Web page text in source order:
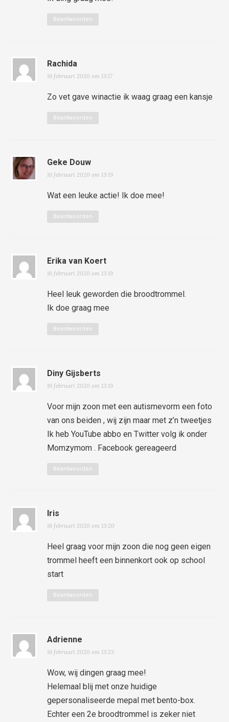
Beantwoorden
Rachida
16 februari 2020 om 13:17
Zo vet gave winactie ik waag graag een kansje
Beantwoorden
Geke Douw
16 februari 2020 om 13:19
Wat een leuke actie! Ik doe mee!
Beantwoorden
Erika van Koert
16 februari 2020 om 13:19
Heel leuk geworden die broodtrommel.
Ik doe graag mee
Beantwoorden
Diny Gijsberts
16 februari 2020 om 13:19
Voor mijn zoon met een autismevorm een foto
van ons beiden , wij zijn maar met z’n tweetjes
Ik heb YouTube abbo en Twitter volg ik onder
Momzymom . Facebook gereageerd
Beantwoorden
Iris
16 februari 2020 om 13:20
Heel graag voor mijn zoon die nog geen eigen
trommel heeft een binnenkort ook op school
start
Beantwoorden
Adrienne
16 februari 2020 om 13:23
Wow, wij dingen graag mee!
Helemaal blij met onze huidige
gepersonaliseerde mepal met bento-box.
Echter een 2e broodtrommel is zeker niet